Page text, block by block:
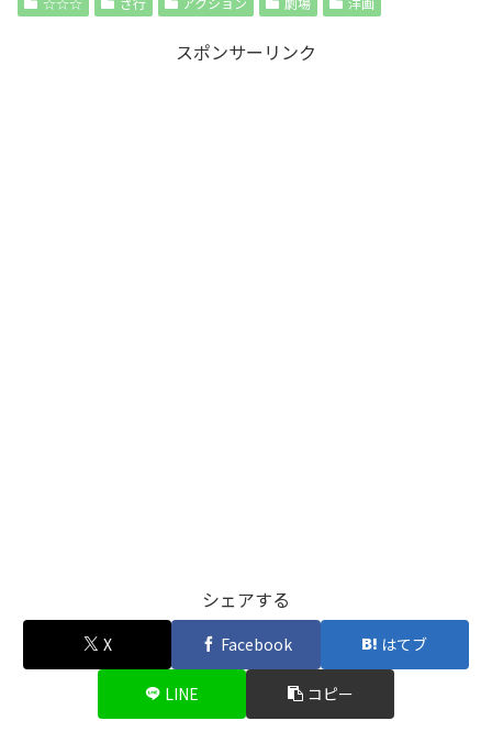
スポンサーリンク
シェアする
X Facebook はてブ
LINE コピー